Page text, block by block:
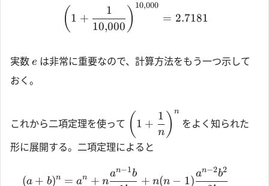
( 1 +
10,000
1 ) 10,000
= 2.7181
実数 e は非常に重要なので、計算方法をもう一つ示して
おく。
これから二項定理を使って ( 1 +
n
1 ) n
をよく知られた
形に展開する。二項定理によると
(a + b)n = an + n
an−1b
+ n(n − 1)
an−2b2